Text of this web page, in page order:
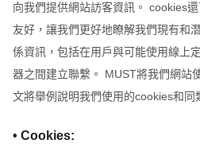
向我們提供網站訪客資訊。 cookies
友好，讓我們更好地瞭解我們現有和
係資訊，包括在用戶與可能使用線上
器之間建立聯繫。 MUST將我們網站
文將舉例說明我們使用的cookies和同
• Cookies: